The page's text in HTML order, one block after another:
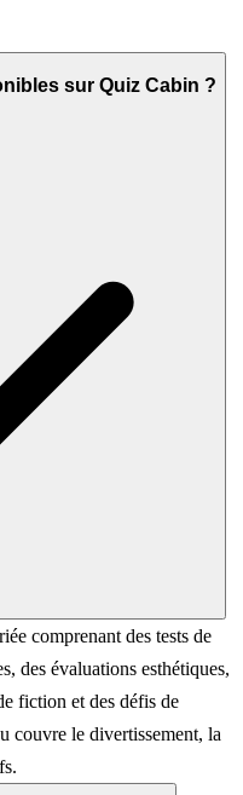
sur Quiz Cabin ?
comprenant des tests de
des évaluations esthétiques,
fiction et des défis de
couvre le divertissement, la